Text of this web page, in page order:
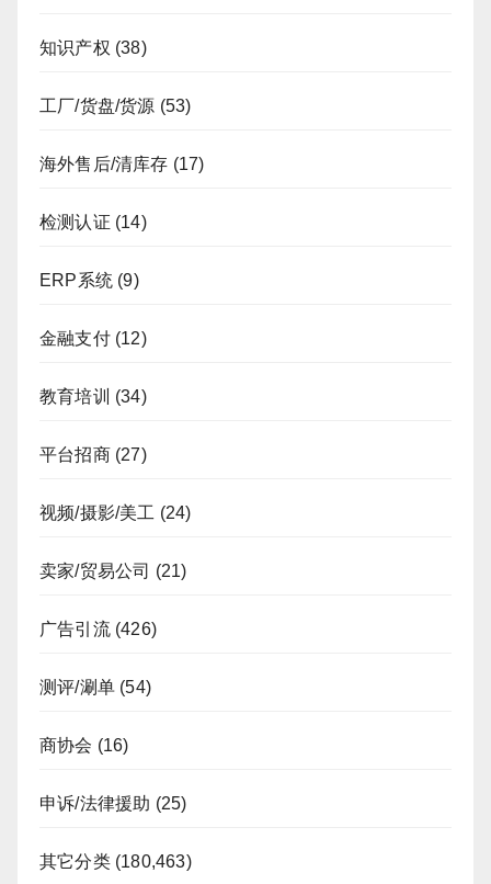
知识产权 (38)
工厂/货盘/货源 (53)
海外售后/清库存 (17)
检测认证 (14)
ERP系统 (9)
金融支付(12)
教育培训 (34)
平台招商(27)
视频/摄影/美工 (24)
卖家/贸易公司 (21)
广告引流(426)
测评/涮单 (54)
商协会 (16)
申诉/法律援助 (25)
其它分类(180,463)